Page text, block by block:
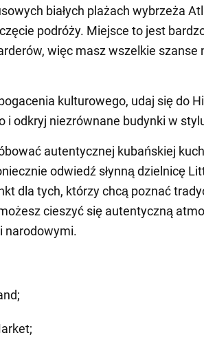
białych plażach wybrzeża
podróży. Miejsce to jest
więc masz wszelkie szanse
kulturowego, udaj się do
i odkryj niezrównane budynki w
autentycznej kubańskiej
odwiedź słynną dzielnicę
dla tych, którzy chcą poznać
cieszyć się autentyczną
narodowymi.